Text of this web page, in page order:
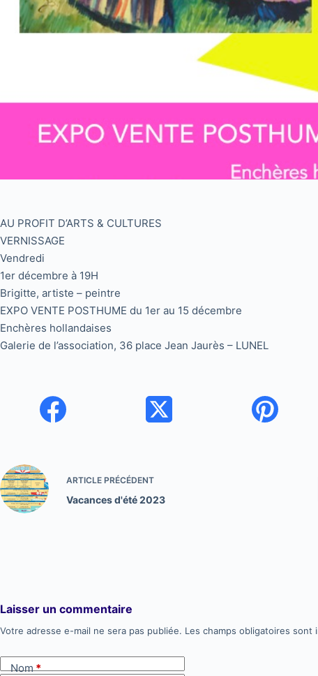
AU PROFIT D’ARTS & CULTURES
VERNISSAGE
Vendredi
1er décembre à 19H
Brigitte, artiste – peintre
EXPO VENTE POSTHUME du 1er au 15 décembre
Enchères hollandaises
Galerie de l’association, 36 place Jean Jaurès – LUNEL
ARTICLE PRÉCÉDENT
Vacances d'été 2023
Laisser un commentaire
Votre adresse e-mail ne sera pas publiée. Les champs obligatoires sont
Nom*
A